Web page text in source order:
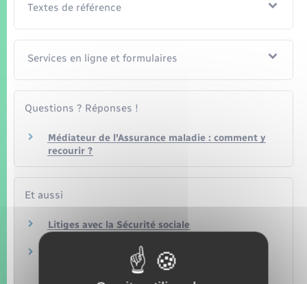
Textes de référence
Services en ligne et formulaires
Questions ? Réponses !
Médiateur de l'Assurance maladie : comment y
recourir ?
Et aussi
Litiges avec la Sécurité sociale
Remboursement des soins par la Sécurité